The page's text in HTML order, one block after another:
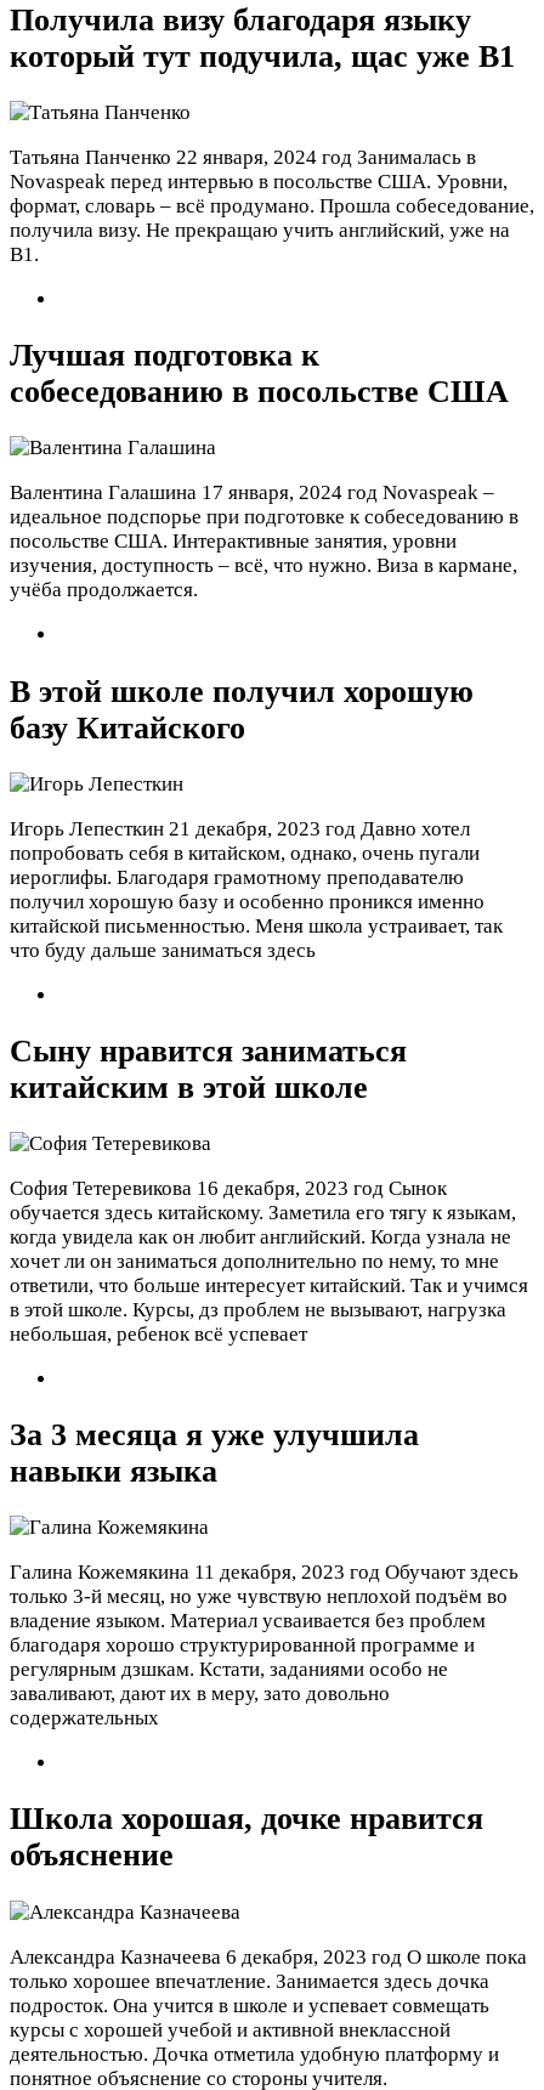
Получила визу благодаря языку
который тут подучила, щас уже B1
Татьяна Панченко 22 января, 2024 год Занималась в
Novaspeak перед интервью в посольстве США. Уровни,
формат, словарь – всё продумано. Прошла собеседование,
получила визу. Не прекращаю учить английский, уже на
B1.
Лучшая подготовка к
собеседованию в посольстве США
Валентина Галашина 17 января, 2024 год Novaspeak –
идеальное подспорье при подготовке к собеседованию в
посольстве США. Интерактивные занятия, уровни
изучения, доступность – всё, что нужно. Виза в кармане,
учёба продолжается.
В этой школе получил хорошую
базу Китайского
Игорь Лепесткин 21 декабря, 2023 год Давно хотел
попробовать себя в китайском, однако, очень пугали
иероглифы. Благодаря грамотному преподавателю
получил хорошую базу и особенно проникся именно
китайской письменностью. Меня школа устраивает, так
что буду дальше заниматься здесь
Сыну нравится заниматься
китайским в этой школе
София Тетеревикова 16 декабря, 2023 год Сынок
обучается здесь китайскому. Заметила его тягу к языкам,
когда увидела как он любит английский. Когда узнала не
хочет ли он заниматься дополнительно по нему, то мне
ответили, что больше интересует китайский. Так и учимся
в этой школе. Курсы, дз проблем не вызывают, нагрузка
небольшая, ребенок всё успевает
За 3 месяца я уже улучшила
навыки языка
Галина Кожемякина 11 декабря, 2023 год Обучают здесь
только 3-й месяц, но уже чувствую неплохой подъём во
владение языком. Материал усваивается без проблем
благодаря хорошо структурированной программе и
регулярным дзшкам. Кстати, заданиями особо не
заваливают, дают их в меру, зато довольно
содержательных
Школа хорошая, дочке нравится
объяснение
Александра Казначеева 6 декабря, 2023 год О школе пока
только хорошее впечатление. Занимается здесь дочка
подросток. Она учится в школе и успевает совмещать
курсы с хорошей учебой и активной внеклассной
деятельностью. Дочка отметила удобную платформу и
понятное объяснение со стороны учителя.